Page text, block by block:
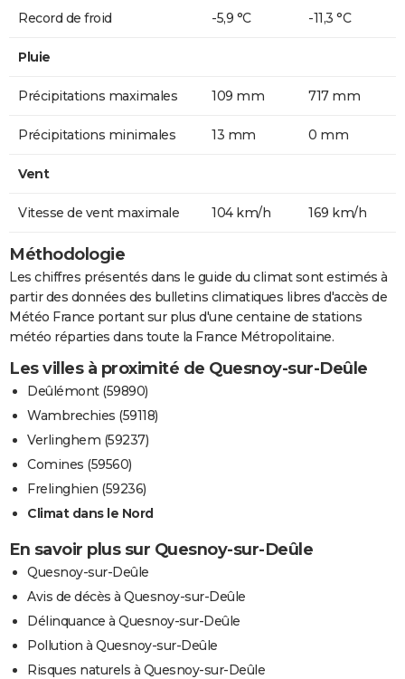
Record de froid -5,9 °C -11,3 °C
Pluie
Précipitations maximales 109 mm 717 mm
Précipitations minimales 13 mm 0 mm
Vent
Vitesse de vent maximale 104 km/h 169 km/h
Méthodologie
Les chiffres présentés dans le guide du climat sont estimés à
partir des données des bulletins climatiques libres d'accès de
Météo France portant sur plus d'une centaine de stations
météo réparties dans toute la France Métropolitaine.
Les villes à proximité de Quesnoy-sur-Deûle
Deûlémont (59890)
Wambrechies (59118)
Verlinghem (59237)
Comines (59560)
Frelinghien (59236)
Climat dans le Nord
En savoir plus sur Quesnoy-sur-Deûle
Quesnoy-sur-Deûle
Avis de décès à Quesnoy-sur-Deûle
Délinquance à Quesnoy-sur-Deûle
Pollution à Quesnoy-sur-Deûle
Risques naturels à Quesnoy-sur-Deûle